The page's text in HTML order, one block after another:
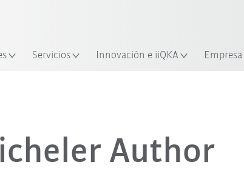
Servicios Innovación e iiQKA Empresa
Author